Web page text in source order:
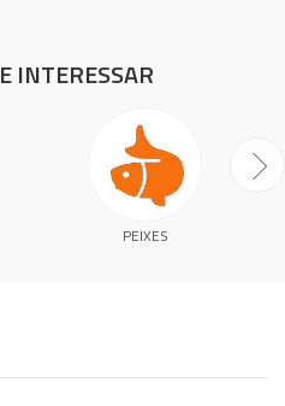
INTERESSAR
PEIXES